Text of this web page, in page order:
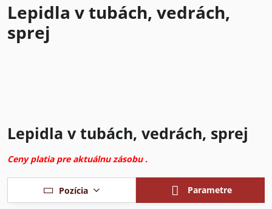
Lepidla v tubách, vedrách,
sprej
Lepidla v tubách, vedrách, sprej
Ceny platia pre aktuálnu zásobu .
Pozícia Parametre